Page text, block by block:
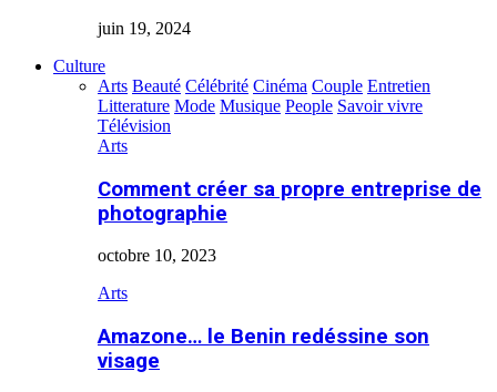
juin 19, 2024
Culture
Arts Beauté Célébrité Cinéma Couple Entretien
Litterature Mode Musique People Savoir vivre
Télévision
Arts
Comment créer sa propre entreprise de
photographie
octobre 10, 2023
Arts
Amazone… le Benin redéssine son
visage